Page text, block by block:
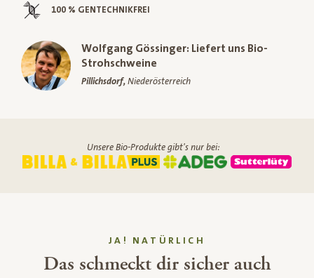
100 % GENTECHNIKFREI
Wolfgang Gössinger: Liefert uns Bio-
Strohschweine
Pillichsdorf, Niederösterreich
Unsere Bio-Produkte gibt's nur bei:
JA! NATÜRLICH
Das schmeckt dir sicher auch